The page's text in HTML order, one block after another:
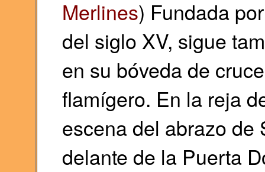
Merlines) Fundada
del siglo XV, sigue
en su bóveda de
flamígero. En la reja
escena del abrazo de
delante de la Puerta